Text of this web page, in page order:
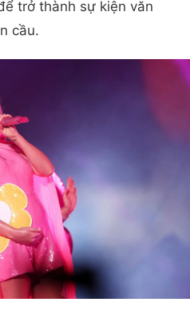
đưa giải đấu vượt ra
trở thành sự kiện văn
cầu.